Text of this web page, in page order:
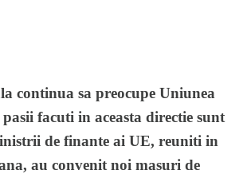
continua sa preocupe Uniunea
facuti in aceasta directie sunt
de finante ai UE, reuniti in
au convenit noi masuri de